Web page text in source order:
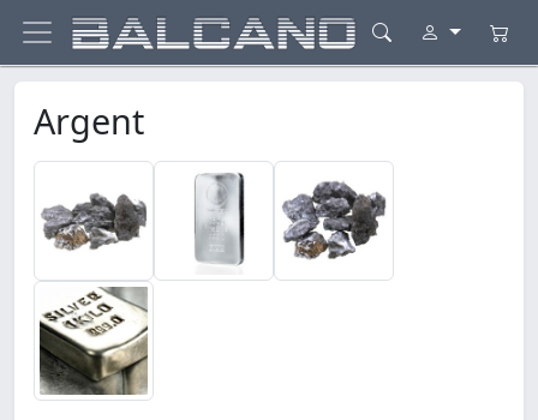
Argent